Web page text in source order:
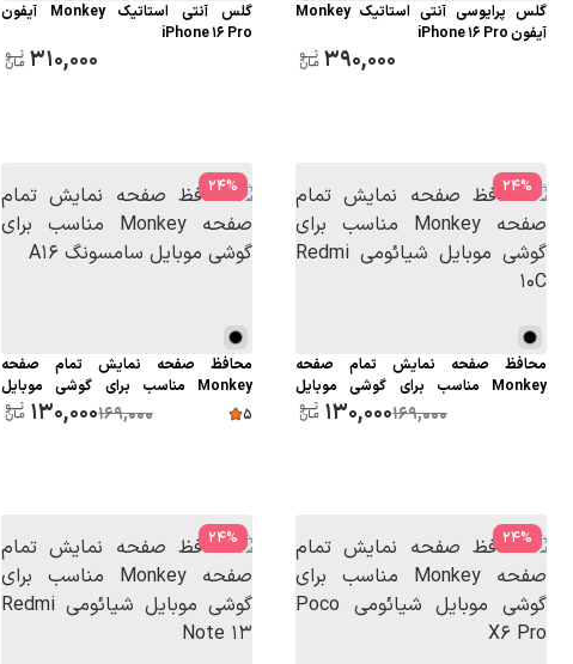
گلس پرایوسی آنتی استاتیک Monkey
آیفون iPhone 16 Pro
390,000
گلس آنتی استاتیک Monkey آیفون
iPhone 16 Pro
310,000
%
24
محافظ صفحه نمایش تمام صفحه
Monkey مناسب برای گوشی موبایل
169,000
130,000
%
24
محافظ صفحه نمایش تمام صفحه
Monkey مناسب برای گوشی موبایل
سامسونگ A16
5
169,000
130,000
%
24
%
24